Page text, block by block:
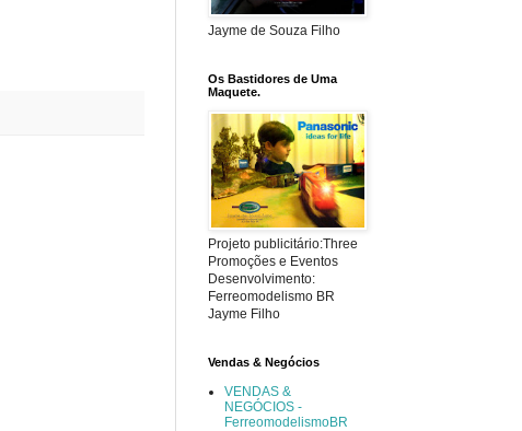
Jayme de Souza Filho
Os Bastidores de Uma
Maquete.
Projeto publicitário:Three
Promoções e Eventos
Desenvolvimento:
Ferreomodelismo BR
Jayme Filho
Vendas & Negócios
VENDAS &
NEGÓCIOS -
FerreomodelismoBR